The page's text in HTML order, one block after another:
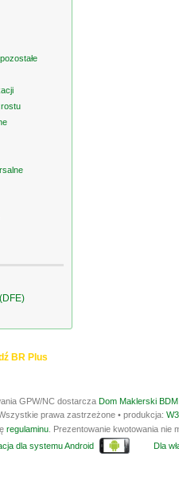
BR Plus
GPW/NC dostarcza Dom Maklerski
prawa zastrzeżone • produkcja:
regulaminu . Prezentowanie kwotowania
dla systemu Android Dla